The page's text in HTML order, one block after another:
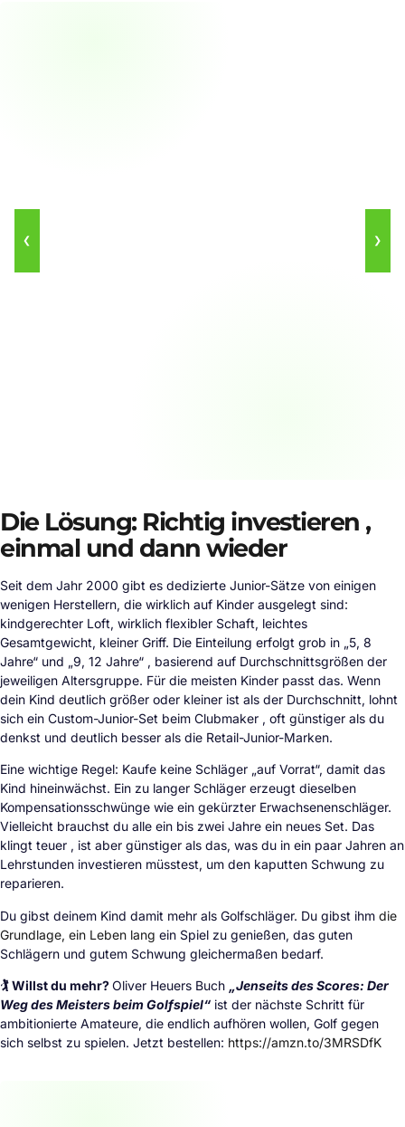
❮ ❯
Die Lösung: Richtig investieren ,
einmal und dann wieder
Seit dem Jahr 2000 gibt es dedizierte Junior-Sätze von einigen
wenigen Herstellern, die wirklich auf Kinder ausgelegt sind:
kindgerechter Loft, wirklich flexibler Schaft, leichtes
Gesamtgewicht, kleiner Griff. Die Einteilung erfolgt grob in „5, 8
Jahre“ und „9, 12 Jahre“ , basierend auf Durchschnittsgrößen der
jeweiligen Altersgruppe. Für die meisten Kinder passt das. Wenn
dein Kind deutlich größer oder kleiner ist als der Durchschnitt, lohnt
sich ein Custom-Junior-Set beim Clubmaker , oft günstiger als du
denkst und deutlich besser als die Retail-Junior-Marken.
Eine wichtige Regel: Kaufe keine Schläger „auf Vorrat“, damit das
Kind hineinwächst. Ein zu langer Schläger erzeugt dieselben
Kompensationsschwünge wie ein gekürzter Erwachsenenschläger.
Vielleicht brauchst du alle ein bis zwei Jahre ein neues Set. Das
klingt teuer , ist aber günstiger als das, was du in ein paar Jahren an
Lehrstunden investieren müsstest, um den kaputten Schwung zu
reparieren.
Du gibst deinem Kind damit mehr als Golfschläger. Du gibst ihm die
Grundlage, ein Leben lang ein Spiel zu genießen, das guten
Schlägern und gutem Schwung gleichermaßen bedarf.
🏌️ Willst du mehr?Oliver Heuers Buch „Jenseits des Scores: Der
Weg des Meisters beim Golfspiel“ ist der nächste Schritt für
ambitionierte Amateure, die endlich aufhören wollen, Golf gegen
sich selbst zu spielen. Jetzt bestellen: https://amzn.to/3MRSDfK